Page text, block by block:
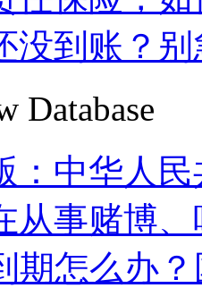
没到账？
Database
：中华人
从事赌博
期怎么办